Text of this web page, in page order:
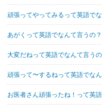
頑張ってやってみるって英語で
あがくって英語でなんて言うの？
大変だねって英語でなんて言う
頑張って〜するねって英語でな
お医者さん頑張ったね！って英